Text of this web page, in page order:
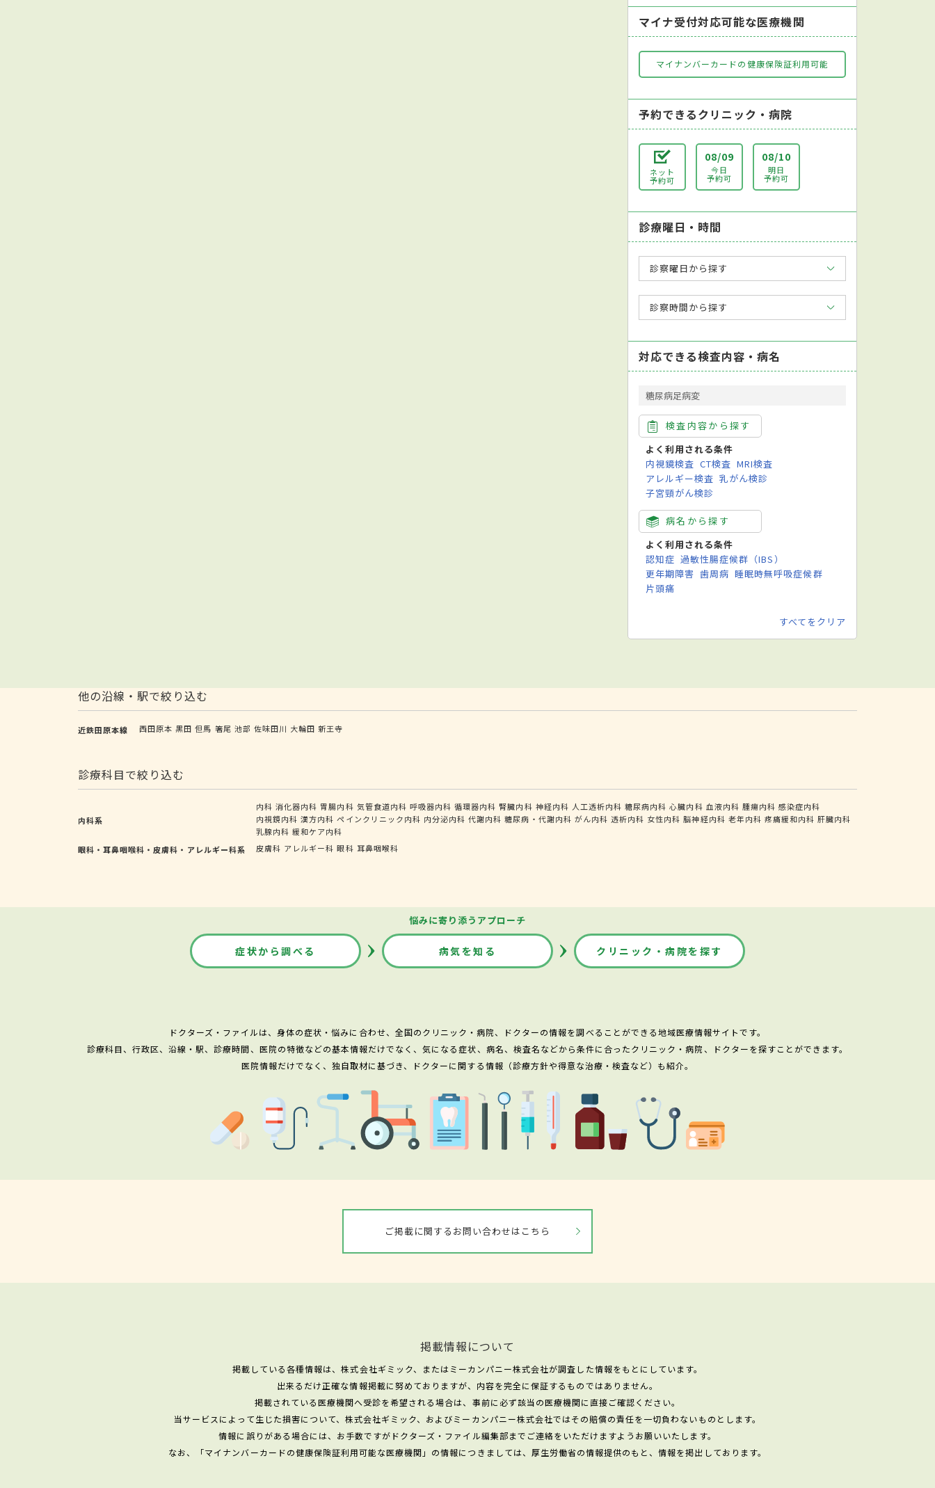
マイナ受付対応可能な医療機関
マイナンバーカードの健康保険証利用可能
予約できるクリニック・病院
ネット
予約可
08/09
今日
予約可
08/10
明日
予約可
診療曜日・時間
診察曜日から探す
診察時間から探す
対応できる検査内容・病名
糖尿病足病変
検査内容から探す
よく利用される条件
内視鏡検査 CT検査 MRI検査
アレルギー検査 乳がん検診
子宮頸がん検診
病名から探す
よく利用される条件
認知症 過敏性腸症候群（IBS）
更年期障害 歯周病 睡眠時無呼吸症候群
片頭痛
すべてをクリア
他の沿線・駅で絞り込む
近鉄田原本線 西田原本 黒田 但馬 箸尾 池部 佐味田川 大輪田 新王寺
診療科目で絞り込む
内科系
内科 消化器内科 胃腸内科 気管食道内科 呼吸器内科 循環器内科 腎臓内科 神経内科 人工透析内科 糖尿病内科 心臓内科 血液内科 腫瘍内科 感染症内科
内視鏡内科 漢方内科 ペインクリニック内科 内分泌内科 代謝内科 糖尿病・代謝内科 がん内科 透析内科 女性内科 脳神経内科 老年内科 疼痛緩和内科 肝臓内科
乳腺内科 緩和ケア内科
眼科・耳鼻咽喉科・皮膚科・アレルギー科系
皮膚科 アレルギー科 眼科 耳鼻咽喉科
悩みに寄り添うアプローチ
症状から調べる 病気を知る クリニック・病院を探す
ドクターズ・ファイルは、身体の症状・悩みに合わせ、全国のクリニック・病院、ドクターの情報を調べることができる地域医療情報サイトです。
診療科目、行政区、沿線・駅、診療時間、医院の特徴などの基本情報だけでなく、気になる症状、病名、検査名などから条件に合ったクリニック・病院、ドクターを探すことができます。
医院情報だけでなく、独自取材に基づき、ドクターに関する情報（診療方針や得意な治療・検査など）も紹介。
ご掲載に関するお問い合わせはこちら
掲載情報について
掲載している各種情報は、株式会社ギミック、またはミーカンパニー株式会社が調査した情報をもとにしています。
出来るだけ正確な情報掲載に努めておりますが、内容を完全に保証するものではありません。
掲載されている医療機関へ受診を希望される場合は、事前に必ず該当の医療機関に直接ご確認ください。
当サービスによって生じた損害について、株式会社ギミック、およびミーカンパニー株式会社ではその賠償の責任を一切負わないものとします。
情報に誤りがある場合には、お手数ですがドクターズ・ファイル編集部までご連絡をいただけますようお願いいたします。
なお、「マイナンバーカードの健康保険証利用可能な医療機関」の情報につきましては、厚生労働省の情報提供のもと、情報を掲出しております。